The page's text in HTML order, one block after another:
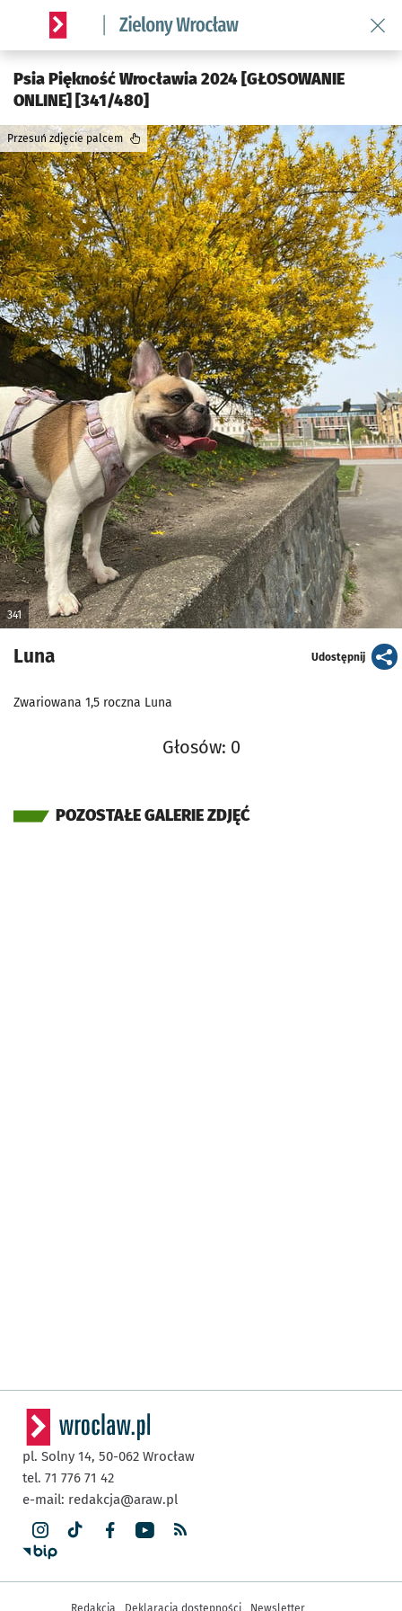
Serwis informacyjny wroclaw.pl podserwis: Środowisko we
Psia Piękność Wrocławia 2024 [GŁOSOWANIE
ONLINE] [341/480]
341
Przesuń zdjęcie palcem
Udostępnijartykuł
Luna
Zwariowana 1,5 roczna Luna
Głosów: 0
POZOSTAŁE GALERIE ZDJĘĆ
pl. Solny 14, 50-062 Wrocław
tel. 71 776 71 42
e-mail: redakcja@araw.pl
Inne informacje